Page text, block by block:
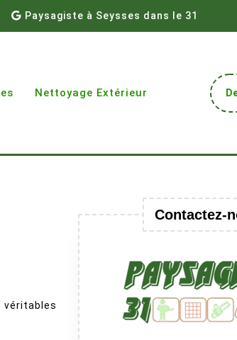
Paysagiste à Seysses dans le 31
Nettoyage Extérieur
véritables
Contactez-